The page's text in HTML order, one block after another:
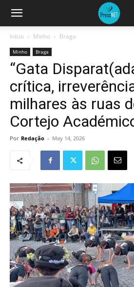
Início Minho Braga
Minho Braga
“Gata
crítica,
milhares às ruas
Cortejo
Por Redação - May 14, 2026